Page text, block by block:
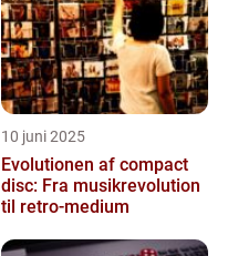
10 juni 2025
Evolutionen af compact
disc: Fra musikrevolution
til retro-medium